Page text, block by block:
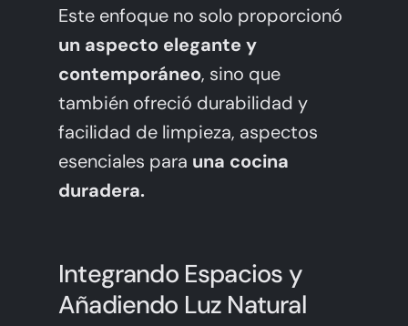
Este enfoque no solo proporcionó
un aspecto elegante y
contemporáneo, sino que
también ofreció durabilidad y
facilidad de limpieza, aspectos
esenciales para una cocina
duradera.
Integrando Espacios y
Añadiendo Luz Natural